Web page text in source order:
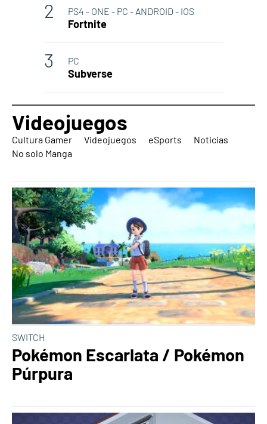
PS4 - ONE - PC - ANDROID - IOS
Fortnite
PC
Subverse
Videojuegos
Cultura Gamer Videojuegos eSports
Noticias
No solo Manga
SWITCH
Pokémon Escarlata / Pokémon
Púrpura